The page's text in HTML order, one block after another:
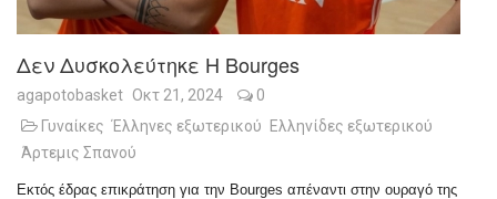
Δεν Δυσκολεύτηκε Η Bourges
agapotobasket Οκτ 21, 2024
0
Γυναίκες Έλληνες εξωτερικού
Ελληνίδες εξωτερικού
Άρτεμις Σπανού
Εκτός έδρας επικράτηση για την Bourges απέναντι στην ουραγό της